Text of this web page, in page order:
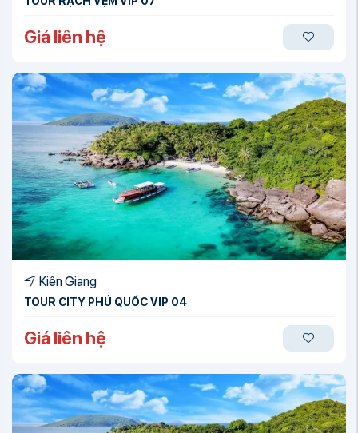
Giá liên hệ
Kiên Giang
TOUR CITY PHÚ QUỐC VIP 04
Giá liên hệ